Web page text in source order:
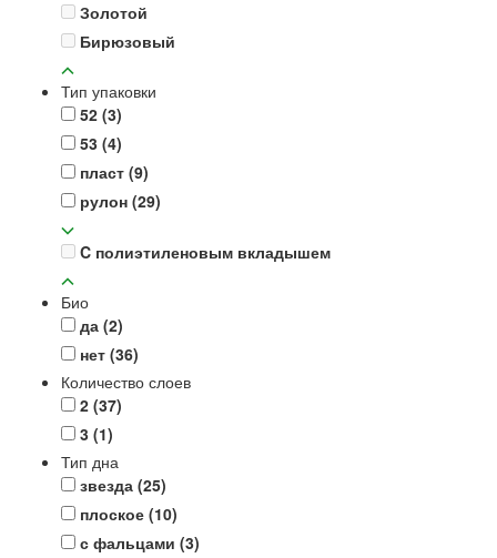
Золотой
Бирюзовый
Тип упаковки
52 (3)
53 (4)
пласт (9)
рулон (29)
C полиэтиленовым вкладышем
Био
да (2)
нет (36)
Количество слоев
2 (37)
3 (1)
Тип дна
звезда (25)
плоское (10)
с фальцами (3)